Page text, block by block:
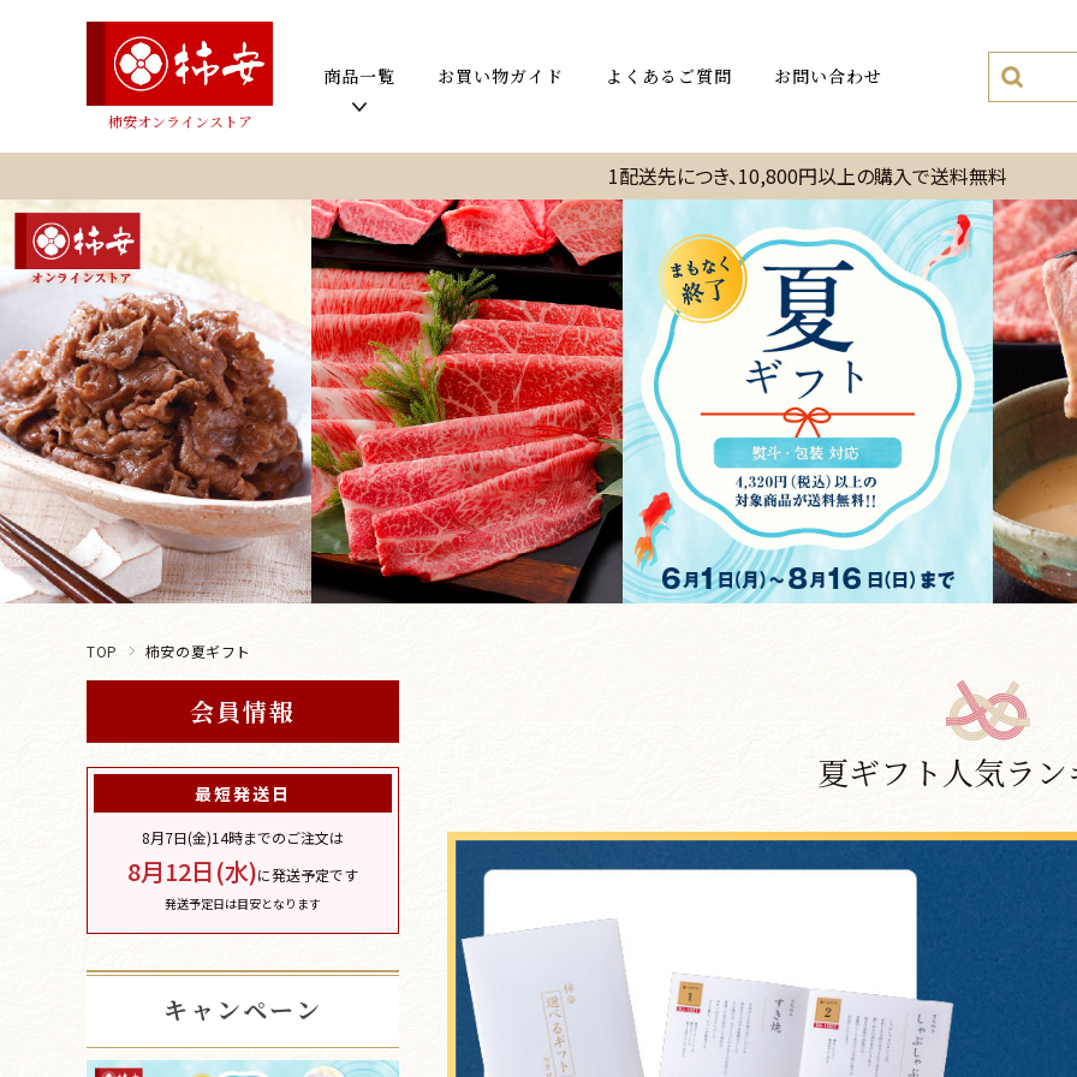
柿安オンラインストア
商品一覧 お買い物ガイド よくあるご質問 お問い合わせ
1配送先につき、10,800円以上の購入で送料無料
TOP 柿安の夏ギフト
夏ギフト人気ラン
会員情報
最短発送日
8月7日(金)14時までのご注文は
8月12日(水)に発送予定です
発送予定日は目安となります
キャンペーン